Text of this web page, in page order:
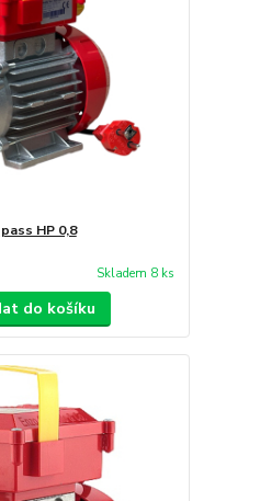
HP 0,8
Skladem 8 ks
do košíku